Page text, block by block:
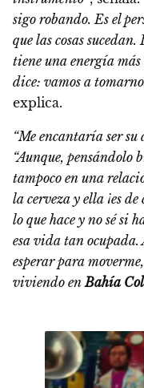
sigo robando. Es el
que las cosas
tiene una energía
dice: vamos a
explica.
“Me encantaría ser su
“Aunque, pensándolo
tampoco en una
la cerveza y ella ¡es
lo que hace y no sé si
esa vida tan
esperar para
viviendo enBahía